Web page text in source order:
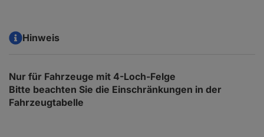
Hinweis
Nur für Fahrzeuge mit 4-Loch-Felge
Bitte beachten Sie die Einschränkungen in der
Fahrzeugtabelle